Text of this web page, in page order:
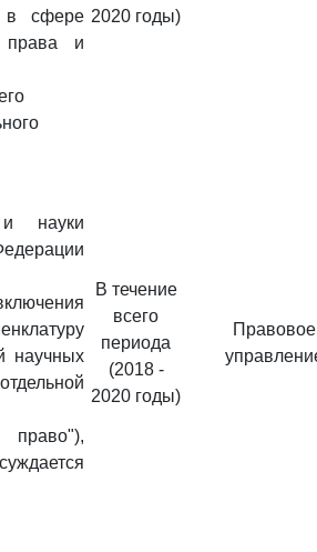
в сфере
права и
2020 годы)
и науки
научных
право"),
В течение
всего
периода
(2018 -
2020 годы)
Правовое